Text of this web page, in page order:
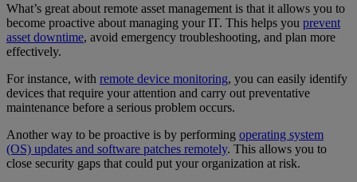
What’s great about remote asset management is that it allows you to
become proactive about managing your IT. This helps you prevent
asset downtime, avoid emergency troubleshooting, and plan more
effectively.
For instance, with remote device monitoring, you can easily identify
devices that require your attention and carry out preventative
maintenance before a serious problem occurs.
Another way to be proactive is by performing operating system
(OS) updates and software patches remotely. This allows you to
close security gaps that could put your organization at risk.